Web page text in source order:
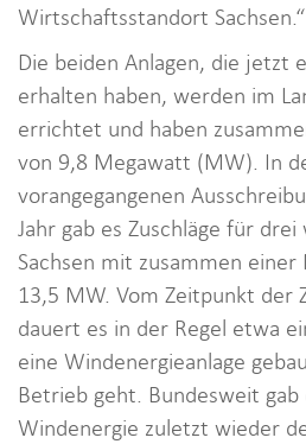
Wirtschaftsstandort Sachsen.“
Die beiden Anlagen, die jetzt
erhalten haben, werden im
errichtet und haben
von 9,8 Megawatt (MW). In
vorangegangenen
Jahr gab es Zuschläge für
Sachsen mit zusammen einer
13,5 MW. Vom Zeitpunkt der
dauert es in der Regel etwa
eine Windenergieanlage
Betrieb geht. Bundesweit
Windenergie zuletzt wieder